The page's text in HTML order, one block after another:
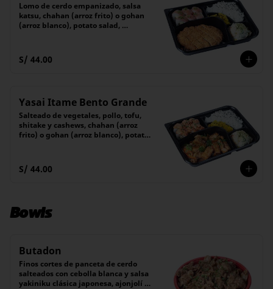
Lomo de cerdo empanizado, salsa
katsu, chahan (arroz frito) o gohan
(arroz blanco), potato salad,
S/ 44.00
Yasai Itame Bento Grande
Salteado de vegetales, pollo, tofu,
shitake y cashews, chahan (arroz
frito) o gohan (arroz blanco), potato
S/ 44.00
Bowls
Butadon
Finos cortes de panceta de cerdo
salteados con cebolla blanca y salsa
yakiniku clásica japonesa, ajonjolí y